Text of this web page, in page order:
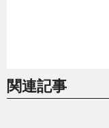
関連記事